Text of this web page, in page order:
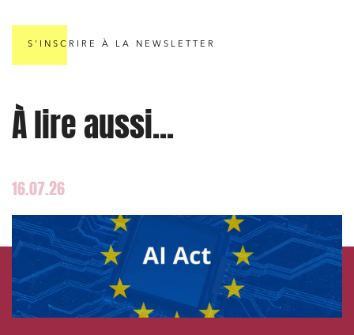
S'INSCRIRE À LA NEWSLETTER
À lire aussi...
16.07.26